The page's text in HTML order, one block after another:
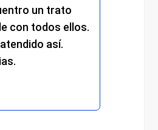
un trato
con todos ellos.
así.